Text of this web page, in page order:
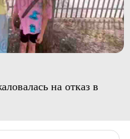
на отказ в